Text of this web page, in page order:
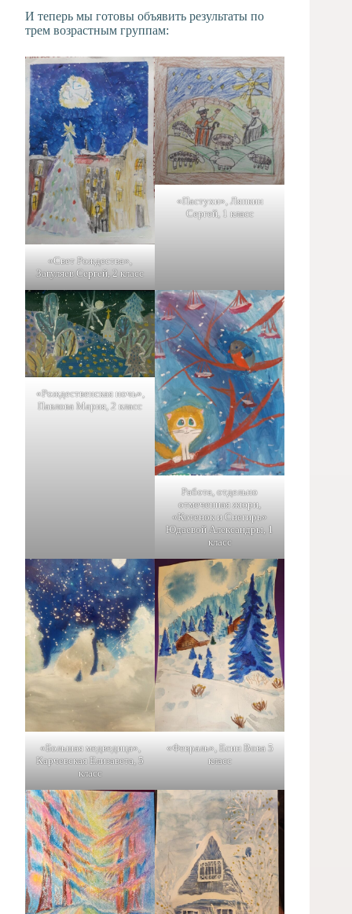
И теперь мы готовы объявить результаты по
трем возрастным группам:
«Свет Рождества»,
Загуляев Сергей, 2 класс
«Пастухи», Ляпкин
Сергей, 1 класс
«Рождественская ночь»,
Павлова Мария, 2 класс
Работа, отдельно
отмеченная жюри,
«Котенок и Снегирь»
Юдаевой Александры, 1
класс
«Большая медведица»,
Карчевская Елизавета, 5
класс
«Февраль», Есин Вова 5
класс